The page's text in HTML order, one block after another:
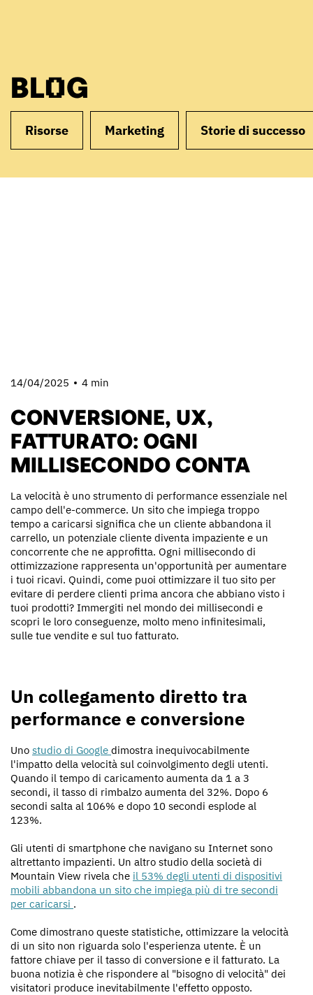
BLOG
Risorse Marketing Storie di successo
14/04/2025 4 min
CONVERSIONE, UX,
FATTURATO: OGNI
MILLISECONDO CONTA
La velocità è uno strumento di performance essenziale nel
campo dell'e-commerce. Un sito che impiega troppo
tempo a caricarsi significa che un cliente abbandona il
carrello, un potenziale cliente diventa impaziente e un
concorrente che ne approfitta. Ogni millisecondo di
ottimizzazione rappresenta un'opportunità per aumentare
i tuoi ricavi. Quindi, come puoi ottimizzare il tuo sito per
evitare di perdere clienti prima ancora che abbiano visto i
tuoi prodotti? Immergiti nel mondo dei millisecondi e
scopri le loro conseguenze, molto meno infinitesimali,
sulle tue vendite e sul tuo fatturato.
Un collegamento diretto tra
performance e conversione
Uno studio di Google dimostra inequivocabilmente
l'impatto della velocità sul coinvolgimento degli utenti.
Quando il tempo di caricamento aumenta da 1 a 3
secondi, il tasso di rimbalzo aumenta del 32%. Dopo 6
secondi salta al 106% e dopo 10 secondi esplode al
123%.
Gli utenti di smartphone che navigano su Internet sono
altrettanto impazienti. Un altro studio della società di
Mountain View rivela che il 53% degli utenti di dispositivi
mobili abbandona un sito che impiega più di tre secondi
per caricarsi .
Come dimostrano queste statistiche, ottimizzare la velocità
di un sito non riguarda solo l'esperienza utente. È un
fattore chiave per il tasso di conversione e il fatturato. La
buona notizia è che rispondere al "bisogno di velocità" dei
visitatori produce inevitabilmente l'effetto opposto.